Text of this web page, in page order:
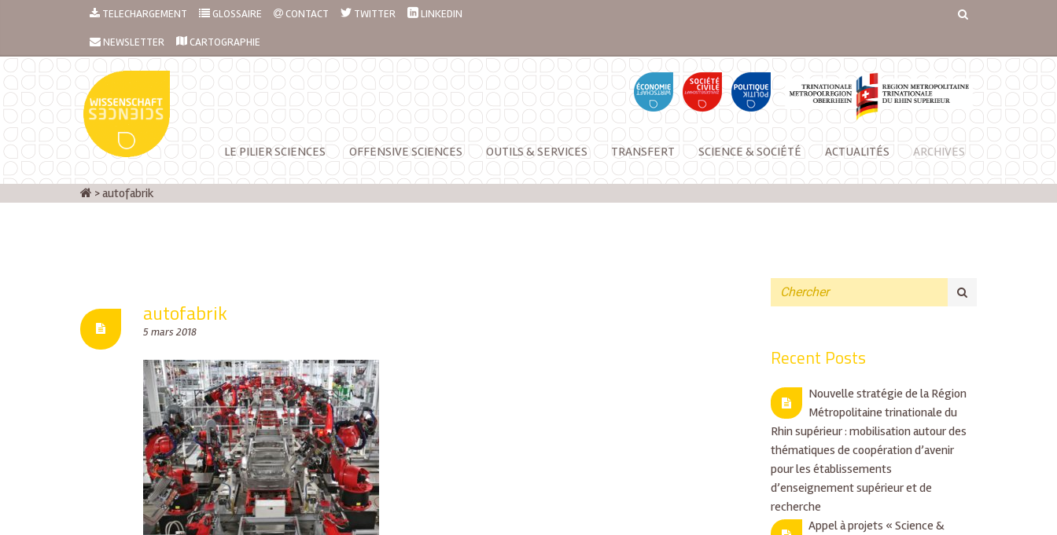
TELECHARGEMENT GLOSSAIRE CONTACT TWITTER LINKEDIN
NEWSLETTER CARTOGRAPHIE
LE PILIER SCIENCES OFFENSIVE SCIENCES OUTILS & SERVICES TRANSFERT SCIENCE & SOCIÉTÉ ACTUALITÉS ARCHIVES
>autofabrik
autofabrik
5 mars 2018
Recent Posts
Nouvelle stratégie de la Région
Métropolitaine trinationale du
Rhin supérieur : mobilisation autour des
thématiques de coopération d’avenir
pour les établissements
d’enseignement supérieur et de
recherche
Appel à projets « Science &